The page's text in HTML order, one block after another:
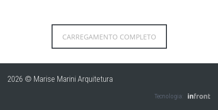
CARREGAMENTO COMPLETO
2026 © Marise Marini Arquitetura
Tecnologia: